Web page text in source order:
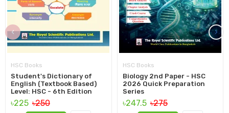
HSC Books
Student's Dictionary of
English (Textbook Based)
Level: HSC - 6th Edition
৳225 ৳250
HSC Books
Biology 2nd Paper - HSC
2026 Quick Preparation
Series
৳247.5 ৳275
‹ ›